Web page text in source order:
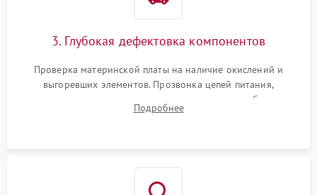
3. Глубокая дефектовка компонентов
Проверка материнской платы на наличие окислений и
выгоревших элементов. Прозвонка цепей питания,
тестирование приводных моторов колес и турбины
всасывания. Оценка состояния оптических и инфракрасных
Подробнее